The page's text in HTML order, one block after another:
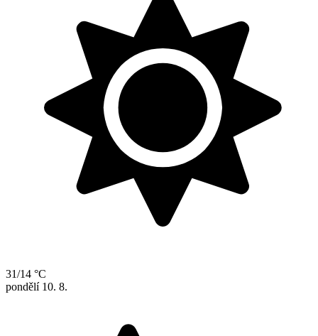
31/14 °C
pondělí 10. 8.